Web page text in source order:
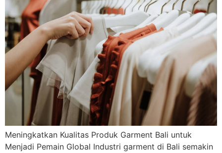
Meningkatkan Kualitas Produk Garment Bali untuk
Menjadi Pemain Global Industri garment di Bali semakin